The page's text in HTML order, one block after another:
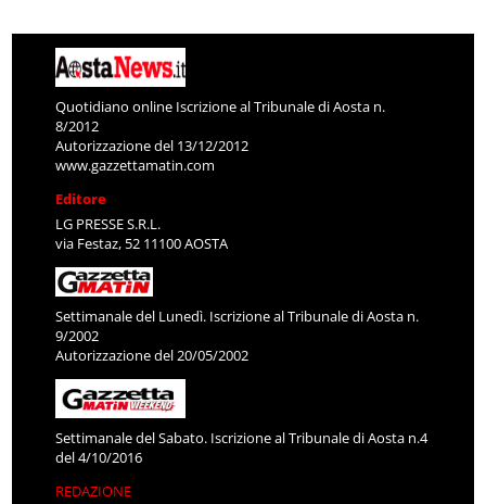
Quotidiano online Iscrizione al Tribunale di Aosta n.
8/2012
Autorizzazione del 13/12/2012
www.gazzettamatin.com
Editore
LG PRESSE S.R.L.
via Festaz, 52 11100 AOSTA
Settimanale del Lunedì. Iscrizione al Tribunale di Aosta n.
9/2002
Autorizzazione del 20/05/2002
Settimanale del Sabato. Iscrizione al Tribunale di Aosta n.4
del 4/10/2016
REDAZIONE